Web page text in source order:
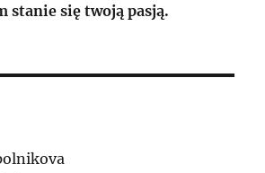
stanie się twoją pasją.